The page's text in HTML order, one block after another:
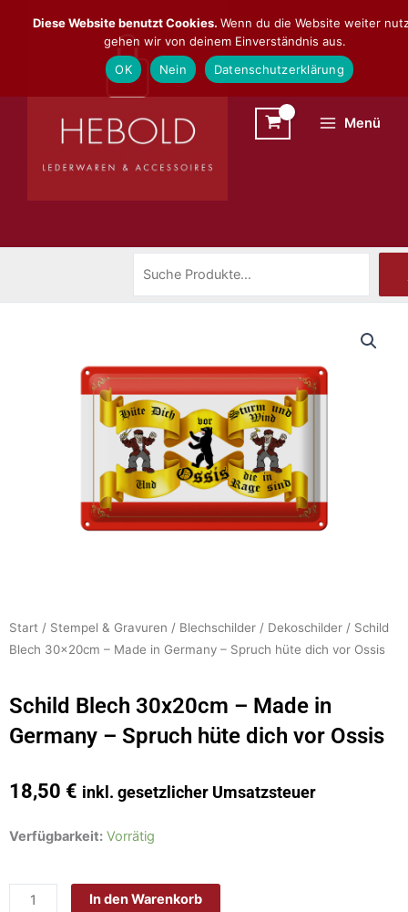
Inhalt
Menü
Start / Stempel & Gravuren / Blechschilder / Dekoschilder / Schild
Blech 30x20cm – Made in Germany – Spruch hüte dich vor Ossis
Schild Blech 30x20cm – Made in
Germany – Spruch hüte dich vor Ossis
18,50 € inkl. gesetzlicher Umsatzsteuer
Verfügbarkeit: Vorrätig
Schild
In den Warenkorb
Diese Website benutzt Cookies. Wenn du die Website weiter
gehen wir von deinem Einverständnis aus.
OK
Nein Datenschutzerklärung